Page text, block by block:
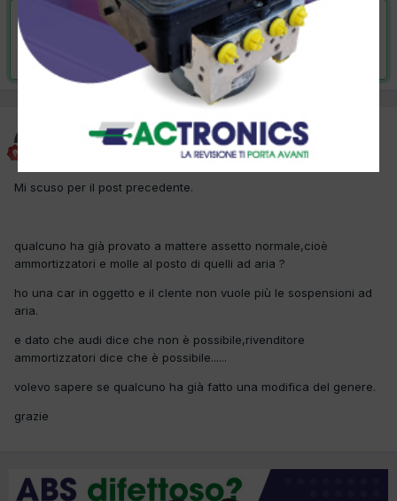
VAI ALLA SOLUZIONE
Risolta da autoronzoni,18 Aprile 2012
autoronzoni
29 Marzo 2012
Mi scuso per il post precedente.
qualcuno ha già provato a mattere assetto normale,cioè
ammortizzatori e molle al posto di quelli ad aria ?
ho una car in oggetto e il clente non vuole più le sospensioni ad
aria.
e dato che audi dice che non è possibile,rivenditore
ammortizzatori dice che è possibile......
volevo sapere se qualcuno ha già fatto una modifica del genere.
grazie